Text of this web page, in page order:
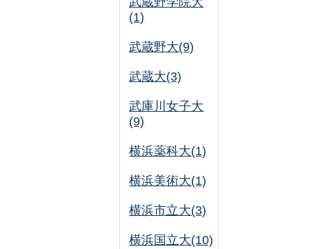
(1)
武蔵野大(9)
武蔵大(3)
武庫川女子大
(9)
横浜薬科大(1)
横浜美術大(1)
横浜市立大(3)
横浜国立大(10)